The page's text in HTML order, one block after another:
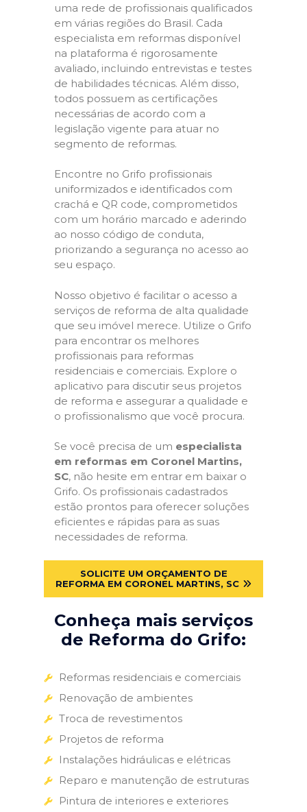
uma rede de profissionais qualificados
em várias regiões do Brasil. Cada
especialista em reformas disponível
na plataforma é rigorosamente
avaliado, incluindo entrevistas e testes
de habilidades técnicas. Além disso,
todos possuem as certificações
necessárias de acordo com a
legislação vigente para atuar no
segmento de reformas.
Encontre no Grifo profissionais
uniformizados e identificados com
crachá e QR code, comprometidos
com um horário marcado e aderindo
ao nosso código de conduta,
priorizando a segurança no acesso ao
seu espaço.
Nosso objetivo é facilitar o acesso a
serviços de reforma de alta qualidade
que seu imóvel merece. Utilize o Grifo
para encontrar os melhores
profissionais para reformas
residenciais e comerciais. Explore o
aplicativo para discutir seus projetos
de reforma e assegurar a qualidade e
o profissionalismo que você procura.
Se você precisa de um especialista
em reformas em Coronel Martins,
SC, não hesite em entrar em baixar o
Grifo. Os profissionais cadastrados
estão prontos para oferecer soluções
eficientes e rápidas para as suas
necessidades de reforma.
SOLICITE UM ORÇAMENTO DE
REFORMA EM CORONEL MARTINS, SC
Conheça mais serviços
de Reforma do Grifo:
Reformas residenciais e comerciais
Renovação de ambientes
Troca de revestimentos
Projetos de reforma
Instalações hidráulicas e elétricas
Reparo e manutenção de estruturas
Pintura de interiores e exteriores